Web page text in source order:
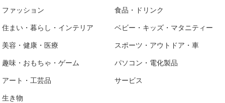
ファッション 食品・ドリンク
住まい・暮らし・インテリア ベビー・キッズ・マタニティー
美容・健康・医療 スポーツ・アウトドア・車
趣味・おもちゃ・ゲーム パソコン・電化製品
アート・工芸品 サービス
生き物